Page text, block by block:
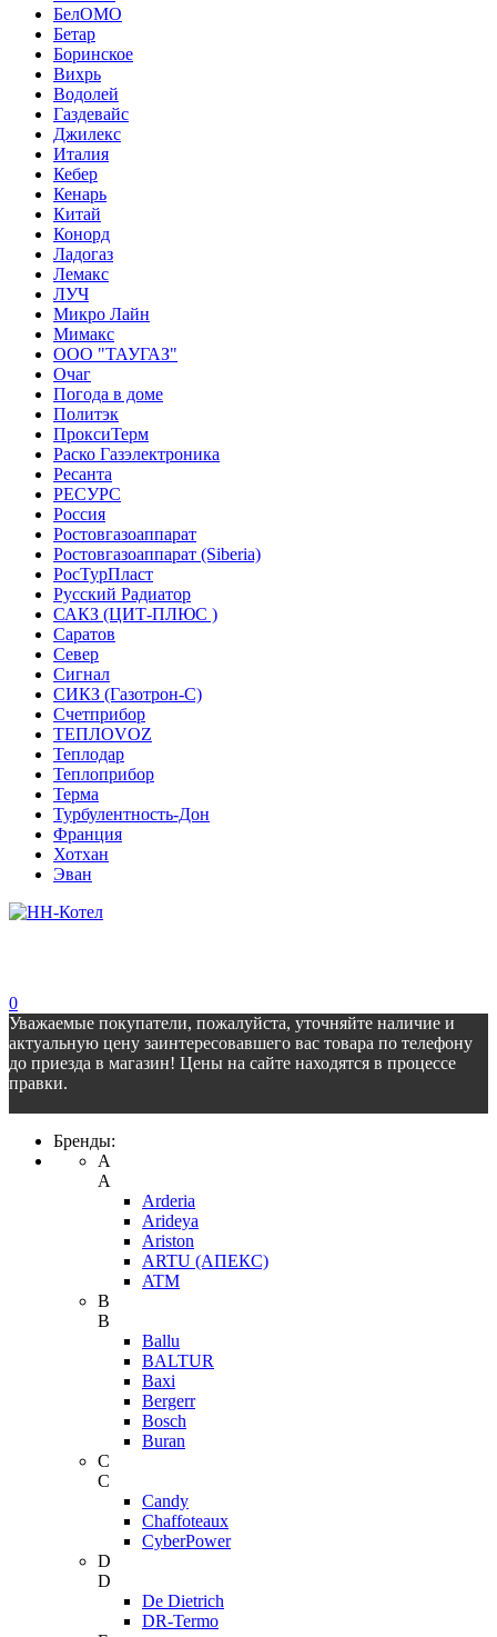
БелОМО
Бетар
Боринское
Вихрь
Водолей
Газдевайс
Джилекс
Италия
Кебер
Кенарь
Китай
Конорд
Ладогаз
Лемакс
ЛУЧ
Микро Лайн
Мимакс
ООО "ТАУГАЗ"
Очаг
Погода в доме
Политэк
ПроксиТерм
Раско Газэлектроника
Ресанта
РЕСУРС
Россия
Ростовгазоаппарат
Ростовгазоаппарат (Siberia)
РосТурПласт
Русский Радиатор
САКЗ (ЦИТ-ПЛЮС )
Саратов
Север
Сигнал
СИКЗ (Газотрон-С)
Счетприбор
ТЕПЛОVOZ
Теплодар
Теплоприбор
Терма
Турбулентность-Дон
Франция
Хотхан
Эван
0
Уважаемые покупатели, пожалуйста, уточняйте наличие и
актуальную цену заинтересовавшего вас товара по телефону
до приезда в магазин! Цены на сайте находятся в процессе
правки.
Бренды:
A
A
Arderia
Arideya
Ariston
ARTU (АПЕКС)
ATM
B
B
Ballu
BALTUR
Baxi
Bergerr
Bosch
Buran
C
C
Candy
Chaffoteaux
CyberPower
D
D
De Dietrich
DR-Termo